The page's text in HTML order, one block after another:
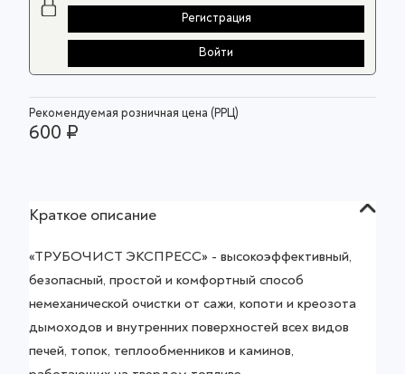
Регистрация
Войти
Рекомендуемая розничная цена (РРЦ)
600 ₽
Краткое описание
«ТРУБОЧИСТ ЭКСПРЕСС» - высокоэффективный,
безопасный, простой и комфортный способ
немеханической очистки от сажи, копоти и креозота
дымоходов и внутренних поверхностей всех видов
печей, топок, теплообменников и каминов,